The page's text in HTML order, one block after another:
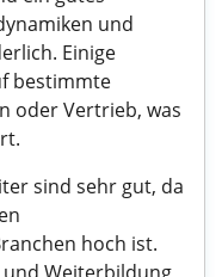
und
Einige
bestimmte
oder Vertrieb, was
sind sehr gut, da
hoch ist.